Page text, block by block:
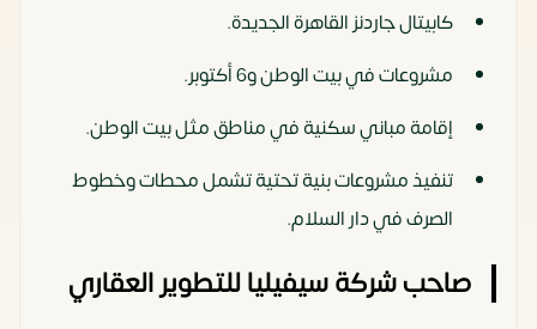
كابيتال جاردنز القاهرة الجديدة.
مشروعات في بيت الوطن و6 أكتوبر.
إقامة مباني سكنية في مناطق مثل بيت الوطن.
تنفيذ مشروعات بنية تحتية تشمل محطات وخطوط
الصرف في دار السلام.
صاحب شركة سيفيليا للتطوير العقاري